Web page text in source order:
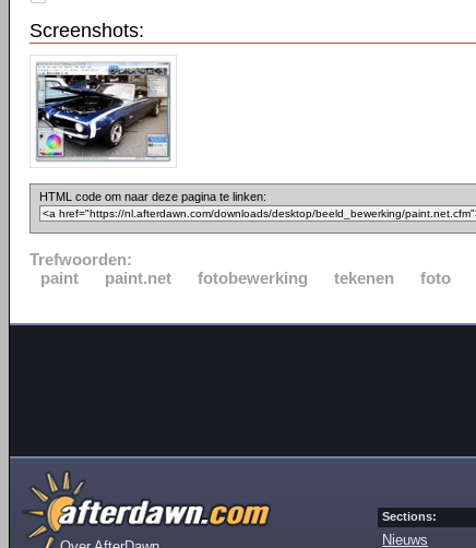
Screenshots:
HTML code om naar deze pagina te linken:
Trefwoorden:
paint
paint.net fotobewerking tekenen foto
Sections:
Nieuws